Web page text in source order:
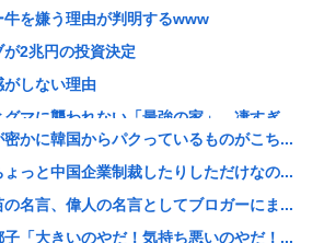
牛を嫌う理由が判明するwww
が2兆円の投資決定
がしない理由
グマに襲われない「最強の家」、凄すぎ...
るのが筋なんですけど…」消費減税...
AVのパッケージにしか見えん商品宣伝...
、懲役7年を求刑される
かに韓国からパクっているものがこち...
ょっと中国企業制裁したりしただけなの...
の名言、偉人の名言としてブロガーにま...
「大きいのやだ！気持ち悪いのやだ！...